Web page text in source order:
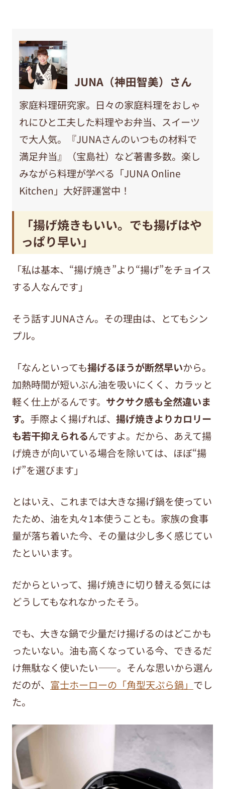
JUNA（神田智美）さん
家庭料理研究家。日々の家庭料理をおしゃ
れにひと工夫した料理やお弁当、スイーツ
で大人気。『JUNAさんのいつもの材料で
満足弁当』（宝島社）など著書多数。楽し
みながら料理が学べる「JUNA Online
Kitchen」大好評運営中！
「揚げ焼きもいい。でも揚げはや
っぱり早い」
「私は基本、“揚げ焼き”より“揚げ”をチョイス
する人なんです」
そう話すJUNAさん。その理由は、とてもシン
プル。
「なんといっても揚げるほうが断然早いから。
加熱時間が短いぶん油を吸いにくく、カラッと
軽く仕上がるんです。 サクサク感も全然違いま
す。 手際よく揚げれば、 揚げ焼きよりカロリー
も若干抑えられるんですよ。だから、あえて揚
げ焼きが向いている場合を除いては、ほぼ“揚
げ”を選びます」
とはいえ、これまでは大きな揚げ鍋を使ってい
たため、油を丸々1本使うことも。家族の食事
量が落ち着いた今、その量は少し多く感じてい
たといいます。
だからといって、揚げ焼きに切り替える気には
どうしてもなれなかったそう。
でも、大きな鍋で少量だけ揚げるのはどこかも
ったいない。油も高くなっている今、できるだ
け無駄なく使いたい——。そんな思いから選ん
だのが、 富士ホーローの「角型天ぷら鍋」 でし
た。